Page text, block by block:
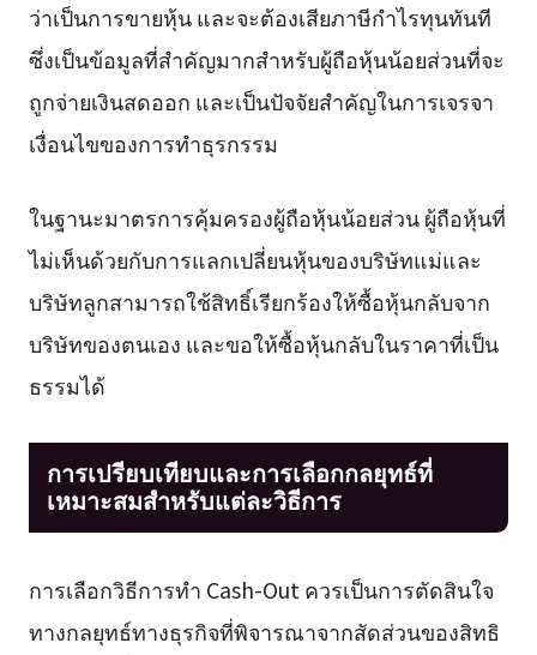
ว่าเป็นการขายหุ้น และจะต้องเสียภาษีกำไรทุนทันที
ซึ่งเป็นข้อมูลที่สำคัญมากสำหรับผู้ถือหุ้นน้อยส่วนที่จะ
ถูกจ่ายเงินสดออก และเป็นปัจจัยสำคัญในการเจรจา
เงื่อนไขของการทำธุรกรรม
ในฐานะมาตรการคุ้มครองผู้ถือหุ้นน้อยส่วน ผู้ถือหุ้นที่
ไม่เห็นด้วยกับการแลกเปลี่ยนหุ้นของบริษัทแม่และ
บริษัทลูกสามารถใช้สิทธิ์เรียกร้องให้ซื้อหุ้นกลับจาก
บริษัทของตนเอง และขอให้ซื้อหุ้นกลับในราคาที่เป็น
ธรรมได้
การเปรียบเทียบและการเลือกกลยุทธ์ที่
เหมาะสมสำหรับแต่ละวิธีการ
การเลือกวิธีการทำ Cash-Out ควรเป็นการตัดสินใจ
ทางกลยุทธ์ทางธุรกิจที่พิจารณาจากสัดส่วนของสิทธิ